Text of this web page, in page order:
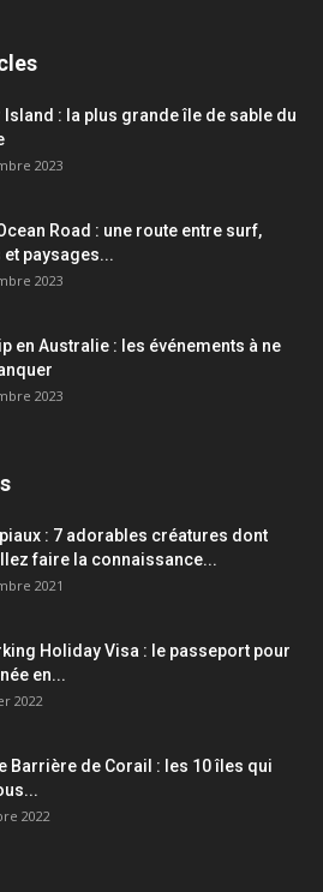
Island : la plus grande île de sable du
2023
Road : une route entre surf,
et paysages...
2023
en Australie : les événements à ne
2023
: 7 adorables créatures dont
faire la connaissance...
2021
Holiday Visa : le passeport pour
en...
2022
Barrière de Corail : les 10 îles qui
2022